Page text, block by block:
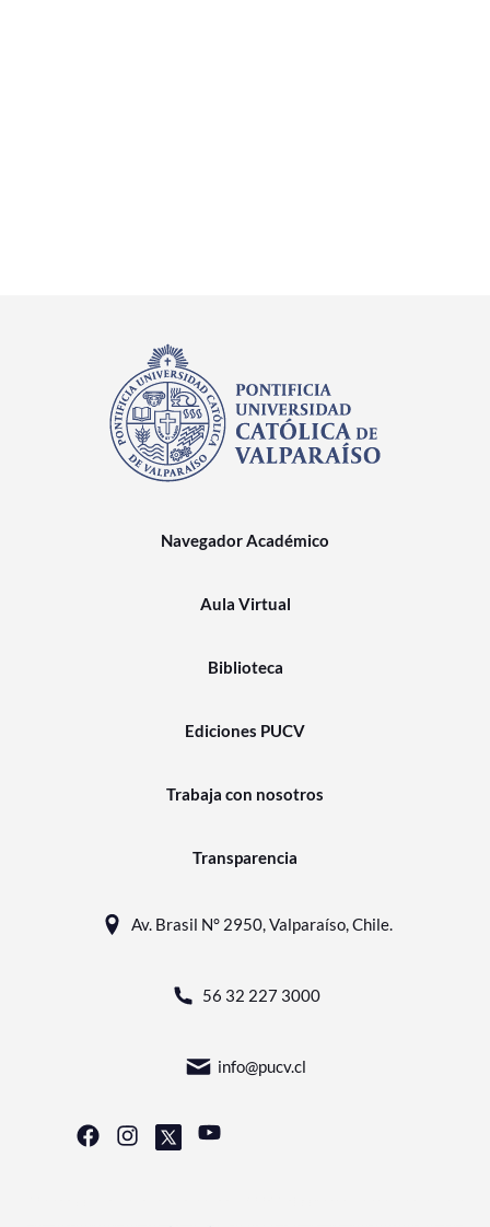
Navegador Académico
Aula Virtual
Biblioteca
Ediciones PUCV
Trabaja con nosotros
Transparencia
Av. Brasil N° 2950, Valparaíso, Chile.
56 32 227 3000
info@pucv.cl